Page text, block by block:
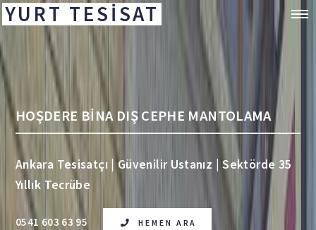
YURT TESİSAT
HOŞDERE BİNA DIŞ CEPHE MANTOLAMA
Ankara Tesisatçı | Güvenilir Ustanız | Sektörde 35
Yıllık Tecrübe
0541 603 63 95 HEMEN ARA